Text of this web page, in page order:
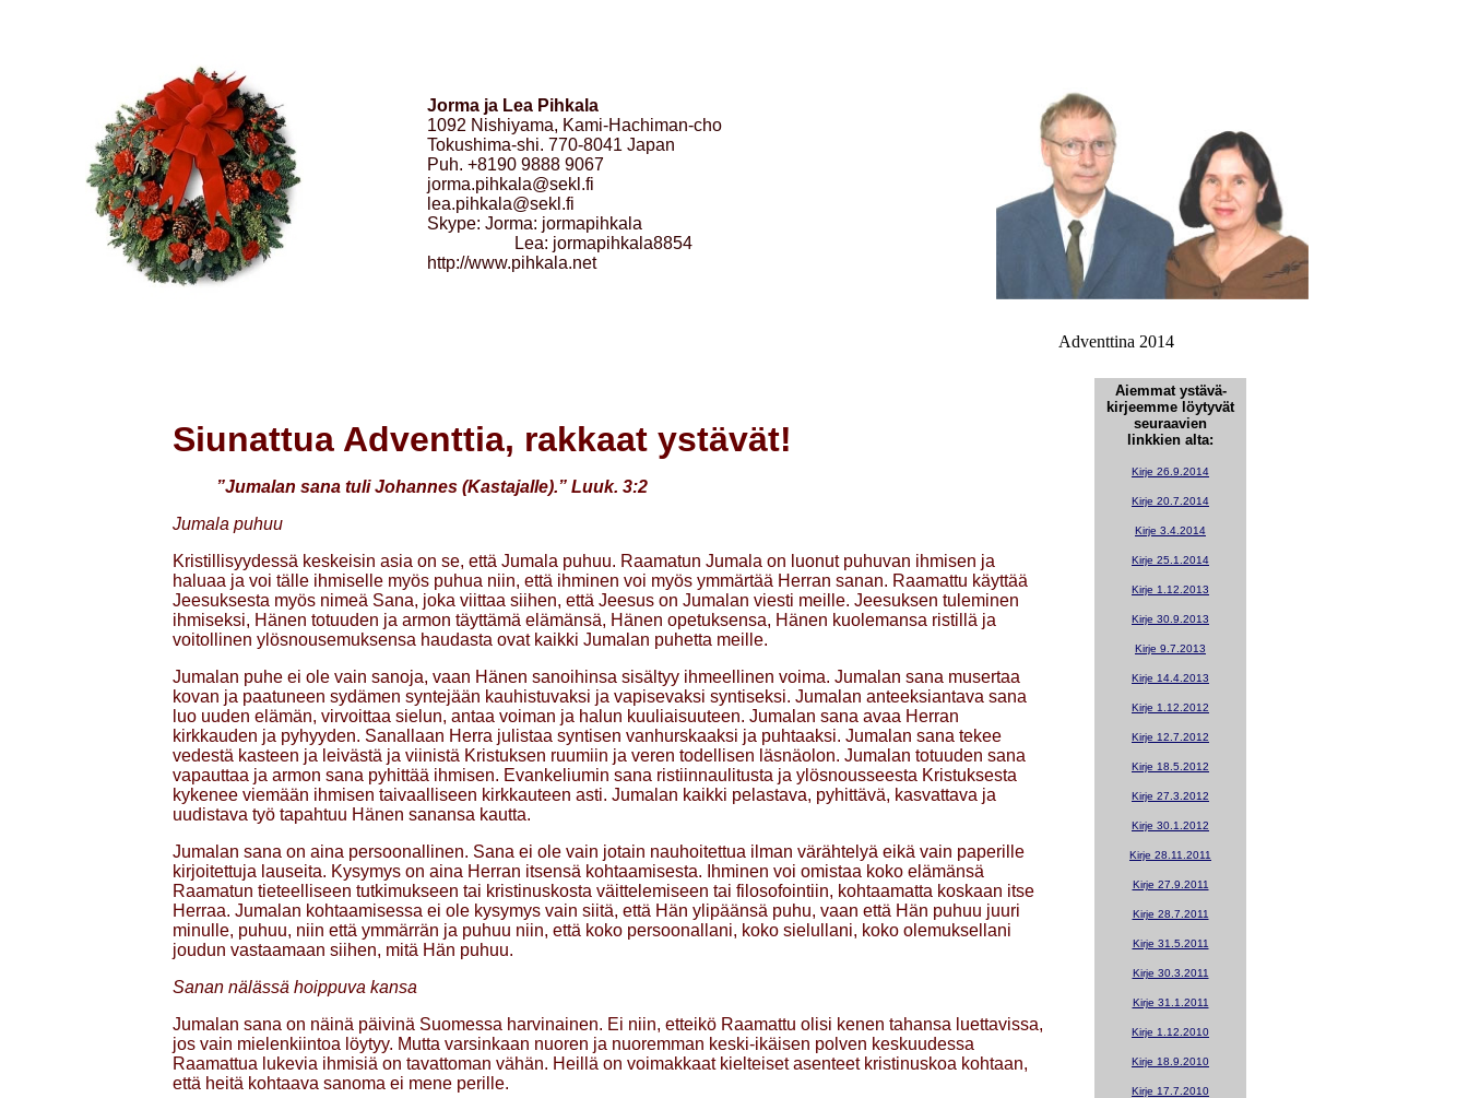
Jorma ja Lea Pihkala
1092 Nishiyama, Kami-Hachiman-cho
Tokushima-shi. 770-8041 Japan
Puh. +8190 9888 9067
jorma.pihkala@sekl.fi
lea.pihkala@sekl.fi
Skype: Jorma: jormapihkala
Lea: jormapihkala8854
http://www.pihkala.net
Adventtina 2014
Siunattua Adventtia, rakkaat ystävät!
”Jumalan sana tuli Johannes (Kastajalle).” Luuk. 3:2
Jumala puhuu
Kristillisyydessä keskeisin asia on se, että Jumala puhuu. Raamatun Jumala on luonut puhuvan ihmisen ja
haluaa ja voi tälle ihmiselle myös puhua niin, että ihminen voi myös ymmärtää Herran sanan. Raamattu käyttää
Jeesuksesta myös nimeä Sana, joka viittaa siihen, että Jeesus on Jumalan viesti meille. Jeesuksen tuleminen
ihmiseksi, Hänen totuuden ja armon täyttämä elämänsä, Hänen opetuksensa, Hänen kuolemansa ristillä ja
voitollinen ylösnousemuksensa haudasta ovat kaikki Jumalan puhetta meille.
Jumalan puhe ei ole vain sanoja, vaan Hänen sanoihinsa sisältyy ihmeellinen voima. Jumalan sana musertaa
kovan ja paatuneen sydämen syntejään kauhistuvaksi ja vapisevaksi syntiseksi. Jumalan anteeksiantava sana
luo uuden elämän, virvoittaa sielun, antaa voiman ja halun kuuliaisuuteen. Jumalan sana avaa Herran
kirkkauden ja pyhyyden. Sanallaan Herra julistaa syntisen vanhurskaaksi ja puhtaaksi. Jumalan sana tekee
vedestä kasteen ja leivästä ja viinistä Kristuksen ruumiin ja veren todellisen läsnäolon. Jumalan totuuden sana
vapauttaa ja armon sana pyhittää ihmisen. Evankeliumin sana ristiinnaulitusta ja ylösnousseesta Kristuksesta
kykenee viemään ihmisen taivaalliseen kirkkauteen asti. Jumalan kaikki pelastava, pyhittävä, kasvattava ja
uudistava työ tapahtuu Hänen sanansa kautta.
Jumalan sana on aina persoonallinen. Sana ei ole vain jotain nauhoitettua ilman värähtelyä eikä vain paperille
kirjoitettuja lauseita. Kysymys on aina Herran itsensä kohtaamisesta. Ihminen voi omistaa koko elämänsä
Raamatun tieteelliseen tutkimukseen tai kristinuskosta väittelemiseen tai filosofointiin, kohtaamatta koskaan itse
Herraa. Jumalan kohtaamisessa ei ole kysymys vain siitä, että Hän ylipäänsä puhu, vaan että Hän puhuu juuri
minulle, puhuu, niin että ymmärrän ja puhuu niin, että koko persoonallani, koko sielullani, koko olemuksellani
joudun vastaamaan siihen, mitä Hän puhuu.
Sanan nälässä hoippuva kansa
Jumalan sana on näinä päivinä Suomessa harvinainen. Ei niin, etteikö Raamattu olisi kenen tahansa luettavissa,
jos vain mielenkiintoa löytyy. Mutta varsinkaan nuoren ja nuoremman keski-ikäisen polven keskuudessa
Raamattua lukevia ihmisiä on tavattoman vähän. Heillä on voimakkaat kielteiset asenteet kristinuskoa kohtaan,
että heitä kohtaava sanoma ei mene perille.
Aiemmat ystävä-
kirjeemme löytyvät
seuraavien
linkkien alta:
Kirje 26.9.2014
Kirje 20.7.2014
Kirje 3.4.2014
Kirje 25.1.2014
Kirje 1.12.2013
Kirje 30.9.2013
Kirje 9.7.2013
Kirje 14.4.2013
Kirje 1.12.2012
Kirje 12.7.2012
Kirje 18.5.2012
Kirje 27.3.2012
Kirje 30.1.2012
Kirje 28.11.2011
Kirje 27.9.2011
Kirje 28.7.2011
Kirje 31.5.2011
Kirje 30.3.2011
Kirje 31.1.2011
Kirje 1.12.2010
Kirje 18.9.2010
Kirje 17.7.2010